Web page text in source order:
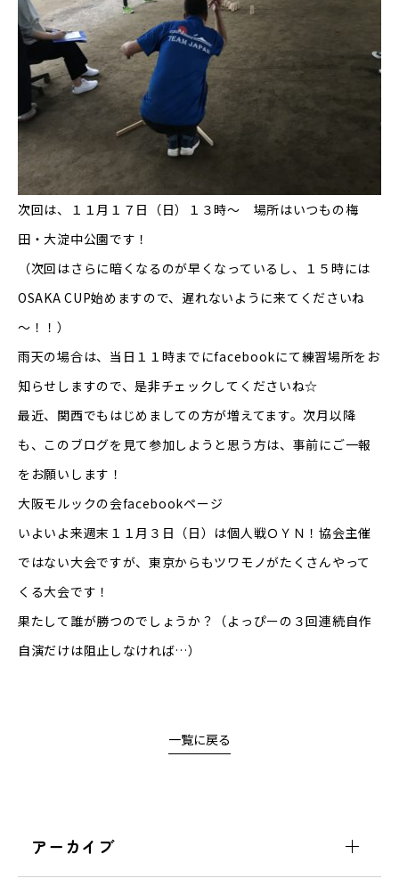
次回は、１１月１７日（日）１３時〜 場所はいつもの梅
田・大淀中公園です！
（次回はさらに暗くなるのが早くなっているし、１５時には
OSAKA CUP始めますので、遅れないように来てくださいね
～！！）
雨天の場合は、当日１１時までにfacebookにて練習場所をお
知らせしますので、是非チェックしてくださいね☆
最近、関西でもはじめましての方が増えてます。次月以降
も、このブログを見て参加しようと思う方は、事前にご一報
をお願いします！
大阪モルックの会facebookページ
いよいよ来週末１１月３日（日）は個人戦ＯＹＮ！協会主催
ではない大会ですが、東京からもツワモノがたくさんやって
くる大会です！
果たして誰が勝つのでしょうか？（よっぴーの３回連続自作
自演だけは阻止しなければ…）
一覧に戻る
アーカイブ